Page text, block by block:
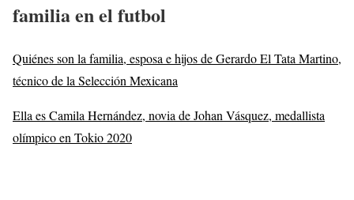
familia en el futbol
Quiénes son la familia, esposa e hijos de Gerardo El Tata Martino,
técnico de la Selección Mexicana
Ella es Camila Hernández, novia de Johan Vásquez, medallista
olímpico en Tokio 2020